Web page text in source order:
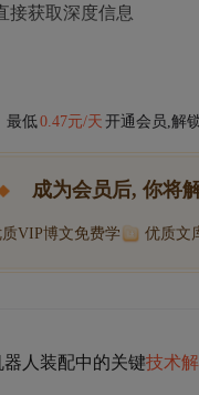
接获取深度信息
最低0.47元/天 开通会员,解
成为会员后, 你将
VIP博文免费学 优质文
人装配中的关键技术